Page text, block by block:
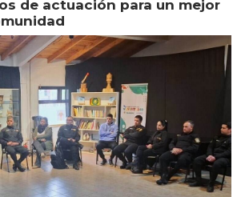
de actuación para un mejor